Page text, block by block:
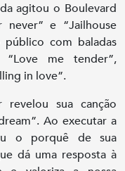
agitou o Boulevard
e “Jailhouse
com baladas
“Love me tender”,
in love”.
sua canção
Ao executar a
o porquê de sua
dá uma resposta à